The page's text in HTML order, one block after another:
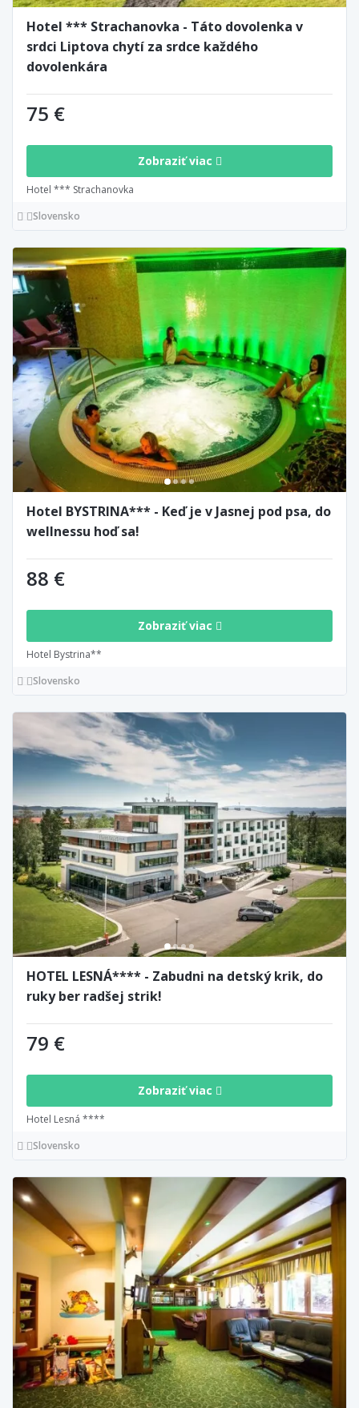
Hotel *** Strachanovka - Táto dovolenka v
srdci Liptova chytí za srdce každého
dovolenkára
75 €
Zobraziť viac
Hotel *** Strachanovka
Slovensko
Hotel BYSTRINA*** - Keď je v Jasnej pod psa, do
wellnessu hoď sa!
88 €
Zobraziť viac
Hotel Bystrina**
Slovensko
HOTEL LESNÁ**** - Zabudni na detský krik, do
ruky ber radšej strik!
79 €
Zobraziť viac
Hotel Lesná ****
Slovensko